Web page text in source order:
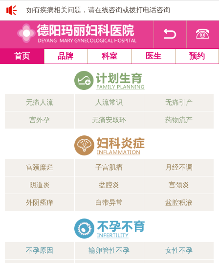
如有疾病相关问题，请在线咨询或拨打电话咨询
1 2 3 4
首页 品牌 科室 医生 预约
无痛人流 人流常识 无痛引产
宫外孕 无痛安取环 药物流产
宫颈糜烂 子宫肌瘤 月经不调
阴道炎 盆腔炎 宫颈炎
外阴瘙痒 白带异常 盆腔积液
不孕原因 输卵管性不孕 女性不孕